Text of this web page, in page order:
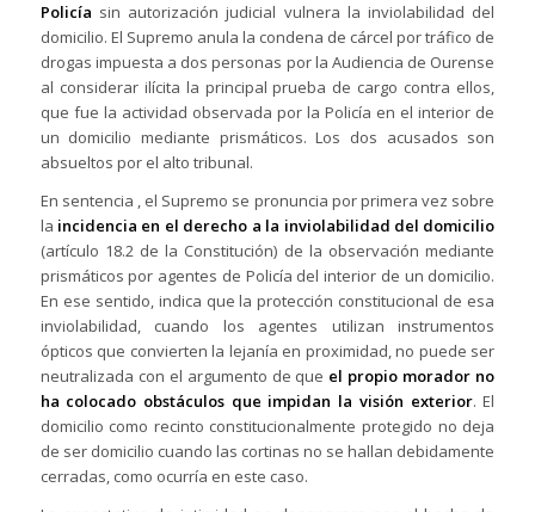
Policía sin autorización judicial vulnera la inviolabilidad del
domicilio. El Supremo anula la condena de cárcel por tráfico de
drogas impuesta a dos personas por la Audiencia de Ourense
al considerar ilícita la principal prueba de cargo contra ellos,
que fue la actividad observada por la Policía en el interior de
un domicilio mediante prismáticos. Los dos acusados son
absueltos por el alto tribunal.
En sentencia , el Supremo se pronuncia por primera vez sobre
la incidencia en el derecho a la inviolabilidad del domicilio
(artículo 18.2 de la Constitución) de la observación mediante
prismáticos por agentes de Policía del interior de un domicilio.
En ese sentido, indica que la protección constitucional de esa
inviolabilidad, cuando los agentes utilizan instrumentos
ópticos que convierten la lejanía en proximidad, no puede ser
neutralizada con el argumento de que el propio morador no
ha colocado obstáculos que impidan la visión exterior. El
domicilio como recinto constitucionalmente protegido no deja
de ser domicilio cuando las cortinas no se hallan debidamente
cerradas, como ocurría en este caso.